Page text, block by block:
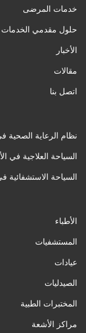
خدمات المرضى
حلول مقدمي الخدمات
الأخبار
مقالات
اتصل بنا
نظام الرعاية الصحية
السياحة العلاجية في
السياحة الاستشفائية
الأطباء
المستشفيات
عيادات
الصيدليات
المختبرات الطبية
مراكز الأشعة